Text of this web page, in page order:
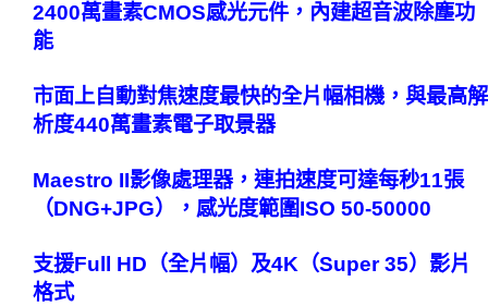
2400萬畫素CMOS感光元件，內建超音波除塵功
能
市面上自動對焦速度最快的全片幅相機，與最高解
析度440萬畫素電子取景器
Maestro II影像處理器，連拍速度可達每秒11張
（DNG+JPG），感光度範圍ISO 50-50000
支援Full HD（全片幅）及4K（Super 35）影片
格式